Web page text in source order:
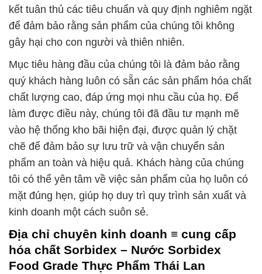
kết tuân thủ các tiêu chuẩn và quy định nghiêm ngặt
để đảm bảo rằng sản phẩm của chúng tôi không
gây hại cho con người và thiên nhiên.
Mục tiêu hàng đầu của chúng tôi là đảm bảo rằng
quý khách hàng luôn có sẵn các sản phẩm hóa chất
chất lượng cao, đáp ứng mọi nhu cầu của họ. Để
làm được điều này, chúng tôi đã đầu tư mạnh mẽ
vào hệ thống kho bãi hiện đại, được quản lý chặt
chẽ để đảm bảo sự lưu trữ và vận chuyển sản
phẩm an toàn và hiệu quả. Khách hàng của chúng
tôi có thể yên tâm về việc sản phẩm của họ luôn có
mặt đúng hẹn, giúp họ duy trì quy trình sản xuất và
kinh doanh một cách suôn sẻ.
Địa chỉ chuyên kinh doanh ≡ cung cấp
hóa chất Sorbidex – Nước Sorbidex
Food Grade Thực Phẩm Thái Lan